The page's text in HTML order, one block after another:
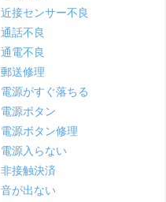
近接センサー不良
通話不良
通電不良
郵送修理
電源がすぐ落ちる
電源ボタン
電源ボタン修理
電源入らない
非接触決済
音が出ない